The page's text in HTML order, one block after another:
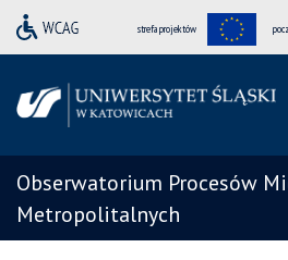
strefa projektów
Obserwatorium Procesów
Metropolitalnych